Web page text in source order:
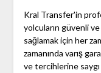
Kral Transfer'in
yolcuların güvenli
sağlamak için her
zamanında varış
ve tercihlerine